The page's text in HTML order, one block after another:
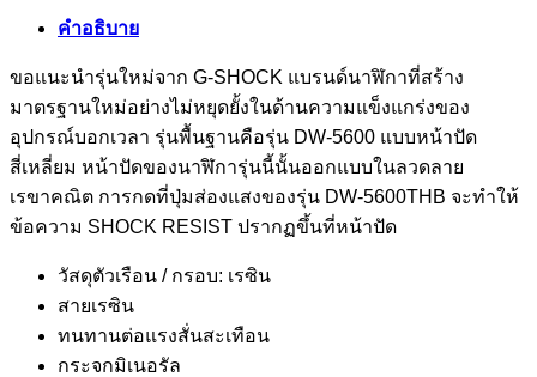
คำอธิบาย
ขอแนะนำรุ่นใหม่จาก G-SHOCK แบรนด์นาฬิกาที่สร้าง
มาตรฐานใหม่อย่างไม่หยุดยั้งในด้านความแข็งแกร่งของ
อุปกรณ์บอกเวลา รุ่นพื้นฐานคือรุ่น DW-5600 แบบหน้าปัด
สี่เหลี่ยม หน้าปัดของนาฬิการุ่นนี้นั้นออกแบบในลวดลาย
เรขาคณิต การกดที่ปุ่มส่องแสงของรุ่น DW-5600THB จะทำให้
ข้อความ SHOCK RESIST ปรากฏขึ้นที่หน้าปัด
วัสดุตัวเรือน / กรอบ: เรซิน
สายเรซิน
ทนทานต่อแรงสั่นสะเทือน
กระจกมิเนอรัล